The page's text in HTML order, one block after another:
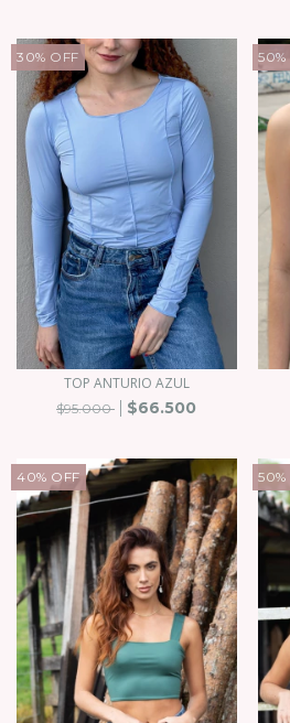
30% OFF
TOP ANTURIO AZUL
$95.000 $66.500
50%
40% OFF 50%